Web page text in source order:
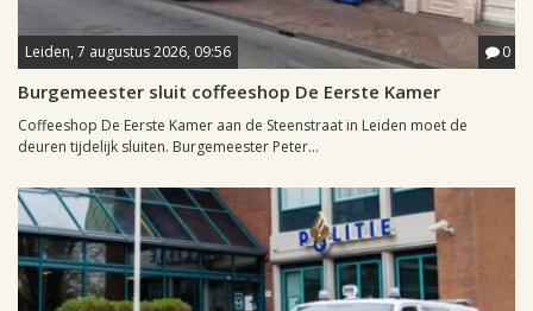
Leiden, 7 augustus 2026, 09:56 0
Burgemeester sluit coffeeshop De Eerste Kamer
Coffeeshop De Eerste Kamer aan de Steenstraat in Leiden moet de
deuren tijdelijk sluiten. Burgemeester Peter...